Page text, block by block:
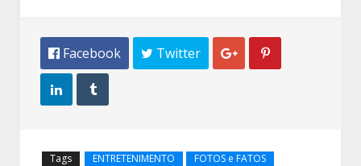
 Facebook  Twitter  
 
Tags ENTRETENIMENTO
FOTOS e FATOS